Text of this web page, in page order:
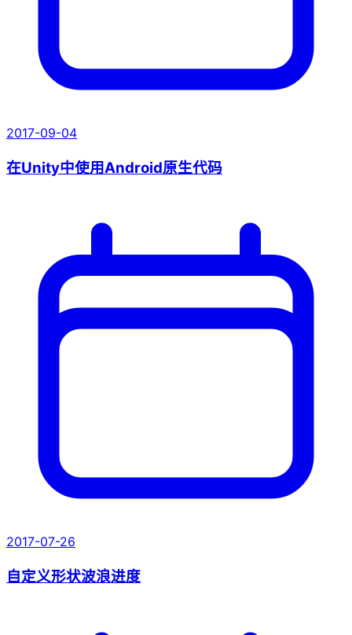
2017-09-04
在Unity中使用Android原生代码
2017-07-26
自定义形状波浪进度